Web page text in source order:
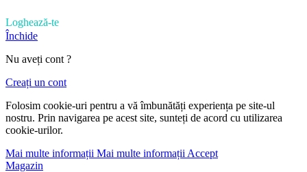
Loghează-te
Închide
Nu aveți cont ?
Creați un cont
Folosim cookie-uri pentru a vă îmbunătăți experiența pe site-ul
nostru. Prin navigarea pe acest site, sunteți de acord cu utilizarea
cookie-urilor.
Mai multe informații Mai multe informațiiAccept
Magazin